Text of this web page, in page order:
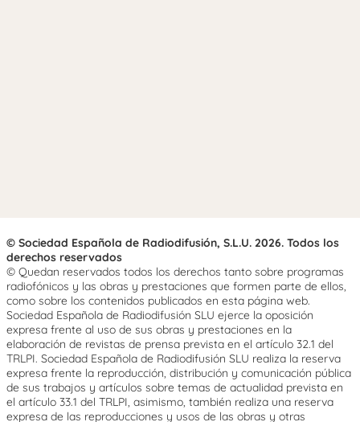
© Sociedad Española de Radiodifusión, S.L.U. 2026. Todos los
derechos reservados
© Quedan reservados todos los derechos tanto sobre programas
radiofónicos y las obras y prestaciones que formen parte de ellos,
como sobre los contenidos publicados en esta página web.
Sociedad Española de Radiodifusión SLU ejerce la oposición
expresa frente al uso de sus obras y prestaciones en la
elaboración de revistas de prensa prevista en el artículo 32.1 del
TRLPI. Sociedad Española de Radiodifusión SLU realiza la reserva
expresa frente la reproducción, distribución y comunicación pública
de sus trabajos y artículos sobre temas de actualidad prevista en
el artículo 33.1 del TRLPI, asimismo, también realiza una reserva
expresa de las reproducciones y usos de las obras y otras